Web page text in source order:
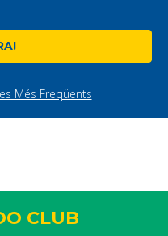
Més Freqüents
CLUB